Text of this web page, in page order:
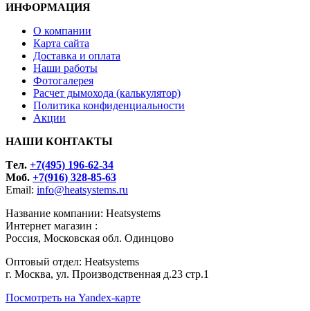
ИНФОРМАЦИЯ
О компании
Карта сайта
Доставка и оплата
Наши работы
Фотогалерея
Расчет дымохода (калькулятор)
Политика конфиденциальности
Акции
НАШИ КОНТАКТЫ
Tел. +7(495) 196-62-34
Моб. +7(916) 328-85-63
Email: info@heatsystems.ru
Название компании: Heatsystems
Интернет магазин :
Россия, Московская обл. Одинцово
Оптовый отдел: Heatsystems
г. Москва, ул. Производственная д.23 стр.1
Посмотреть на Yandex-карте